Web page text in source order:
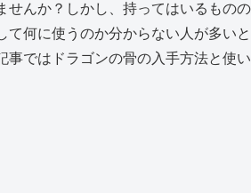
せんか？しかし、持ってはいるものの
て何に使うのか分からない人が多いと
事ではドラゴンの骨の入手方法と使い